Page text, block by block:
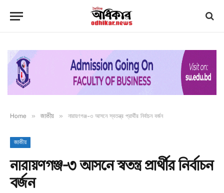
Home » জাতীয় » নারায়ণগঞ্জ-৩ আসনে স্বতন্ত্র প্রার্থীর নির্বাচন বর্জন
জাতীয়
নারায়ণগঞ্জ-৩ আসনে স্বতন্ত্র প্রার্থীর নির্বাচন
বর্জন